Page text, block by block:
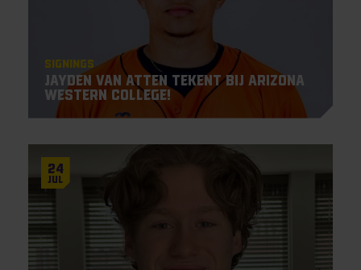
Signings
Jayden Van Atten tekent bij Arizona
Western College!
24
Jul